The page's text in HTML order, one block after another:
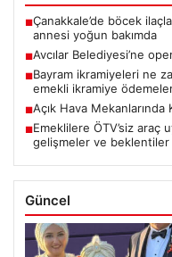
■Çanakkale’de böcek
annesi yoğun bakımda
■Avcılar Belediyesi’ne
■Bayram ikramiyeleri ne
emekli ikramiye
■Açık Hava
■Emeklilere ÖTV’siz araç
gelişmeler ve beklentiler
Güncel